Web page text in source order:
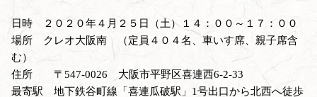
日時 ２０２０年４月２５日（土）１４：００～１７：００
場所 クレオ大阪南 （定員４０４名、車いす席、親子席含
む）
住所 〒547-0026 大阪市平野区喜連西6-2-33
最寄駅 地下鉄谷町線「喜連瓜破駅」1号出口から北西へ徒歩